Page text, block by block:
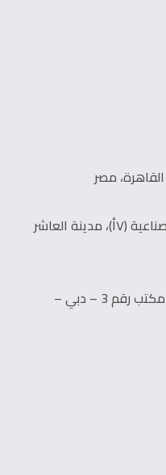
قطعة رقم ١، المنطقة الصناعية (٧أ)، مدينة العاشر
مبنى هند الخبيصي – مكتب رقم 3 – دبي –